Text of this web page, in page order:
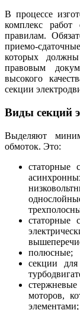
В процессе
комплекс работ
правилам.
приемо-
которых
правовым
высокого
секции
Виды секций
Выделяют
обмоток. Это:
статорные
статорные
полюсные;
секции
моторов,
элементами;